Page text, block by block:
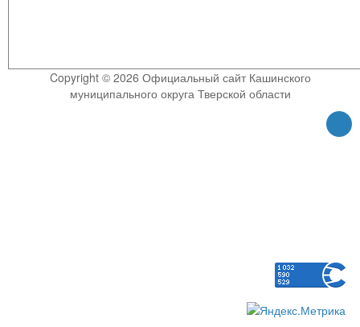
Copyright © 2026 Официальный сайт Кашинского
муниципального округа Тверской области